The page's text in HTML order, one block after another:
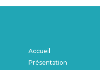
Accueil
Présentation